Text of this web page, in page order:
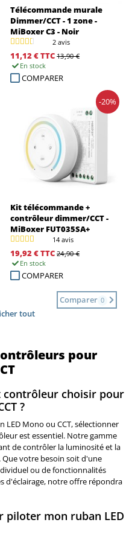
Télécommande murale
Dimmer/CCT - 1 zone -
MiBoxer C3 - Noir
2 avis
11,12 €TTC 13,90 €
En stock
COMPARER
Kit télécommande +
contrôleur dimmer/CCT -
MiBoxer FUT035SA+
14 avis
-20%
19,92 €TTC 24,90 €
En stock
COMPARER
Comparer 0
tout
pour
contrôleur choisir pour
?
Mono ou CCT, sélectionner
est essentiel. Notre gamme
de contrôler la luminosité et la
votre besoin soit d'une
ou de fonctionnalités
d'éclairage, notre offre répondra
piloter mon ruban LED